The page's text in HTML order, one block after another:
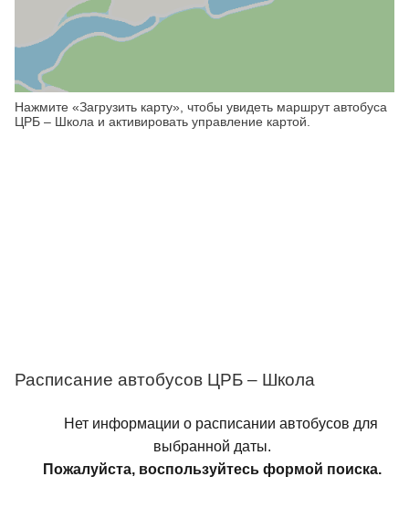
Нажмите «Загрузить карту», чтобы увидеть маршрут автобуса
ЦРБ – Школа и активировать управление картой.
Расписание автобусов ЦРБ – Школа
Нет информации о расписании автобусов для
выбранной даты.
Пожалуйста, воспользуйтесь формой поиска.